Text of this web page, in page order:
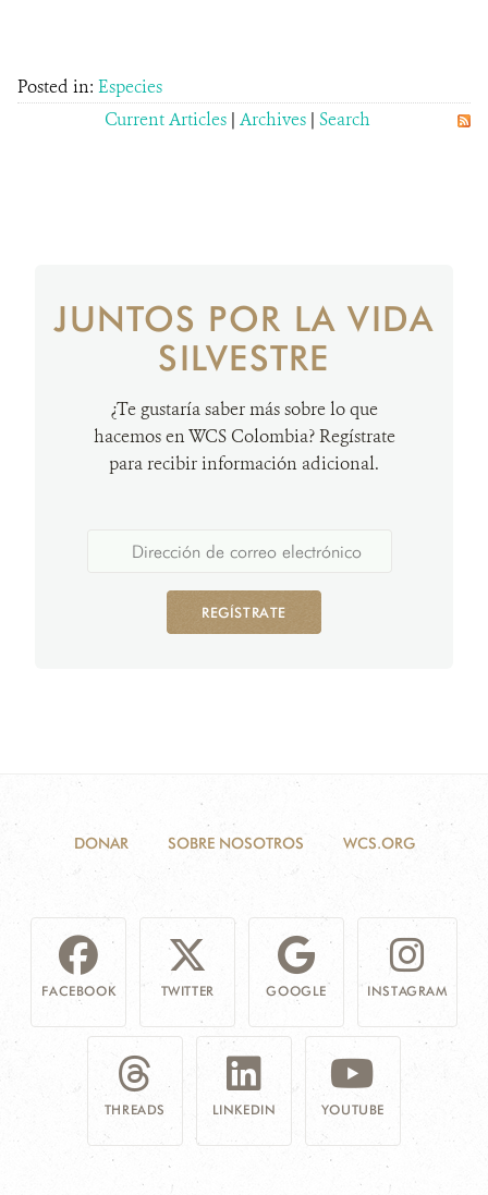
Posted in: Especies
Current Articles | Archives | Search
JUNTOS POR LA VIDA
SILVESTRE
¿Te gustaría saber más sobre lo que
hacemos en WCS Colombia? Regístrate
para recibir información adicional.
REGÍSTRATE
DONAR SOBRE NOSOTROS WCS.ORG
FACEBOOK TWITTER GOOGLE INSTAGRAM
THREADS LINKEDIN YOUTUBE